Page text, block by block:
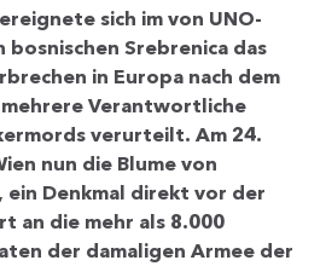
sich im von UNO-
Srebrenica das
in Europa nach dem
Verantwortliche
verurteilt. Am 24.
nun die Blume von
Denkmal direkt vor der
an die mehr als 8.000
der damaligen Armee der